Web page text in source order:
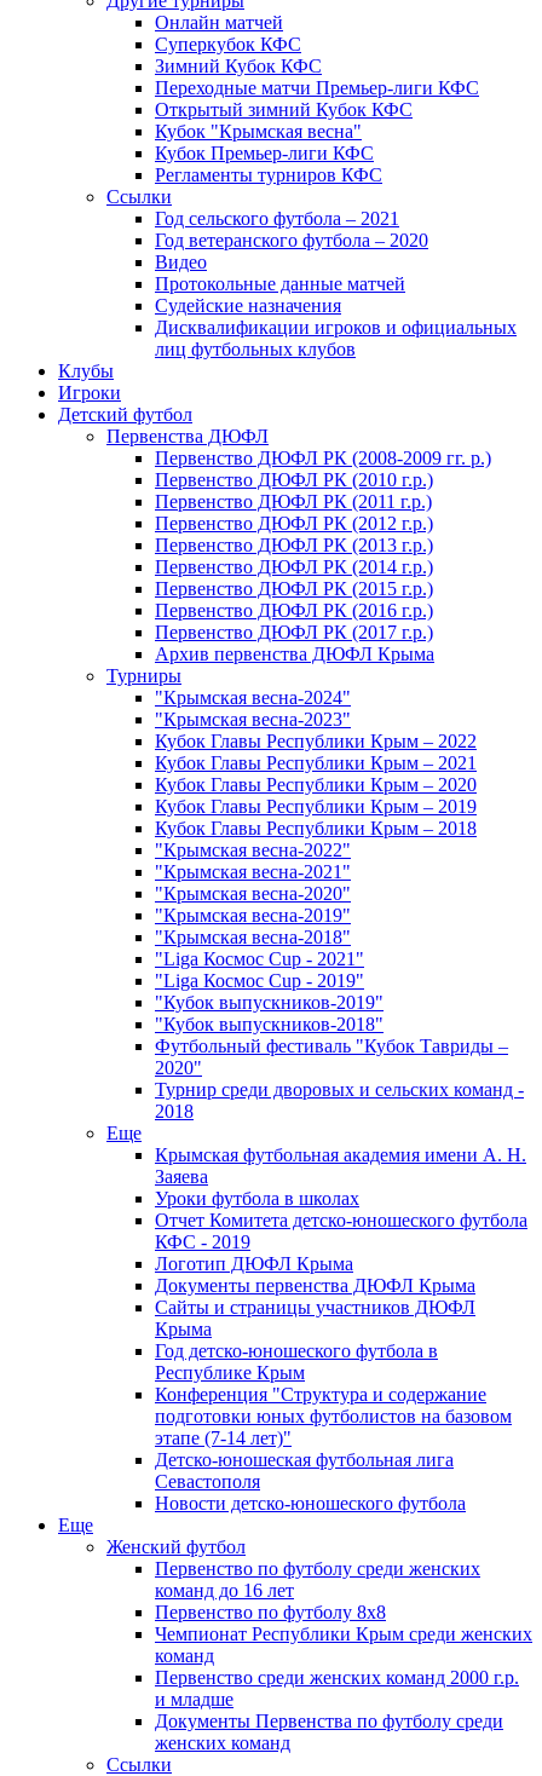
Онлайн матчей
Суперкубок КФС
Зимний Кубок КФС
Переходные матчи Премьер-лиги КФС
Открытый зимний Кубок КФС
Кубок "Крымская весна"
Кубок Премьер-лиги КФС
Регламенты турниров КФС
Ссылки
Год сельского футбола – 2021
Год ветеранского футбола – 2020
Видео
Протокольные данные матчей
Судейские назначения
Дисквалификации игроков и официальных
лиц футбольных клубов
Клубы
Игроки
Детский футбол
Первенства ДЮФЛ
Первенство ДЮФЛ РК (2008-2009 гг. р.)
Первенство ДЮФЛ РК (2010 г.р.)
Первенство ДЮФЛ РК (2011 г.р.)
Первенство ДЮФЛ РК (2012 г.р.)
Первенство ДЮФЛ РК (2013 г.р.)
Первенство ДЮФЛ РК (2014 г.р.)
Первенство ДЮФЛ РК (2015 г.р.)
Первенство ДЮФЛ РК (2016 г.р.)
Первенство ДЮФЛ РК (2017 г.р.)
Архив первенства ДЮФЛ Крыма
Турниры
"Крымская весна-2024"
"Крымская весна-2023"
Кубок Главы Республики Крым – 2022
Кубок Главы Республики Крым – 2021
Кубок Главы Республики Крым – 2020
Кубок Главы Республики Крым – 2019
Кубок Главы Республики Крым – 2018
"Крымская весна-2022"
"Крымская весна-2021"
"Крымская весна-2020"
"Крымская весна-2019"
"Крымская весна-2018"
"Liga Космос Cup - 2021"
"Liga Космос Cup - 2019"
"Кубок выпускников-2019"
"Кубок выпускников-2018"
Футбольный фестиваль "Кубок Тавриды –
2020"
Турнир среди дворовых и сельских команд -
2018
Еще
Крымская футбольная академия имени А. Н.
Заяева
Уроки футбола в школах
Отчет Комитета детско-юношеского футбола
КФС - 2019
Логотип ДЮФЛ Крыма
Документы первенства ДЮФЛ Крыма
Сайты и страницы участников ДЮФЛ
Крыма
Год детско-юношеского футбола в
Республике Крым
Конференция "Структура и содержание
подготовки юных футболистов на базовом
этапе (7-14 лет)"
Детско-юношеская футбольная лига
Севастополя
Новости детско-юношеского футбола
Еще
Женский футбол
Первенство по футболу среди женских
команд до 16 лет
Первенство по футболу 8х8
Чемпионат Республики Крым среди женских
команд
Первенство среди женских команд 2000 г.р.
и младше
Документы Первенства по футболу среди
женских команд
Ссылки